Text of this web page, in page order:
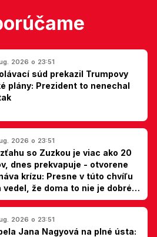
2026 o 23:51
súd prekazil Trumpovy
plány: Prezident to nenechal
2026 o 23:51
so Zuzkou je viac ako 20
dnes prekvapuje - otvorene
krízu: Presne v túto chvíľu
vedel, že doma to nie je dobré,
Milan Ondrík
2026 o 23:51
Jana Nagyová na plné ústa: